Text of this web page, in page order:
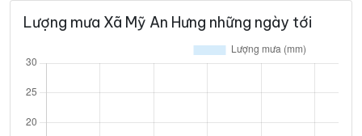
Lượng mưa Xã Mỹ An Hưng những ngày tới